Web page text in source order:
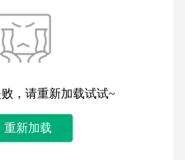
，请重新加载试试~
重新加载